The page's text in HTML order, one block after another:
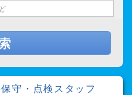
守・点検スタッフ